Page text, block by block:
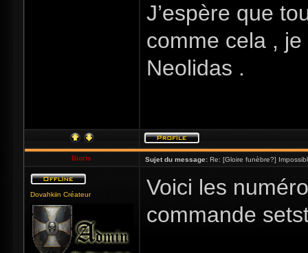
J’espère que
comme cela ,
Neolidas .
Bioris Sujet du message: Re: [Gloire funèbre?]
Dovahkiin Créateur
Voici les
commande